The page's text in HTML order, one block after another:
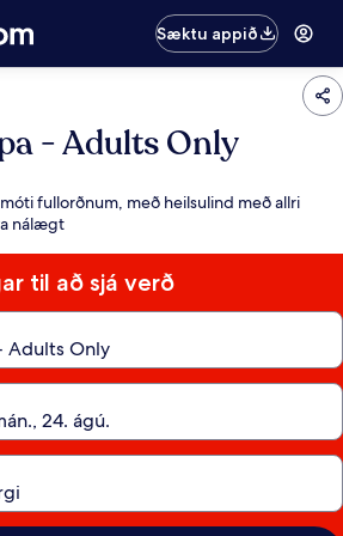
Sæktu appið
- Adults Only
fullorðnum, með heilsulind með allri
nálægt
til að sjá verð